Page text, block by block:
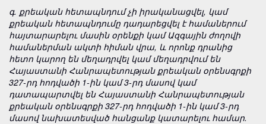
գ. քրեական հետապնդում չի իրականացվել, կամ
քրեական հետապնդումը դադարեցվել է համաներում
հայտարարելու մասին օրենքի կամ Ազգային ժողովի
համաներման ակտի հիման վրա, և որոնք դրանից
հետո կարող են մեղադրվել կամ մեղադրվում են
Հայաստանի Հանրապետության քրեական օրենսգրքի
327-րդ հոդվածի 1-ին կամ 3-րդ մասով կամ
դատապարտվել են Հայաստանի Հանրապետության
քրեական օրենսգրքի 327-րդ հոդվածի 1-ին կամ 3-րդ
մասով նախատեսված հանցանք կատարելու համար.